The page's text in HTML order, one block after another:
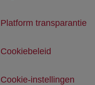
Platform transparantie
Cookiebeleid
Cookie-instellingen